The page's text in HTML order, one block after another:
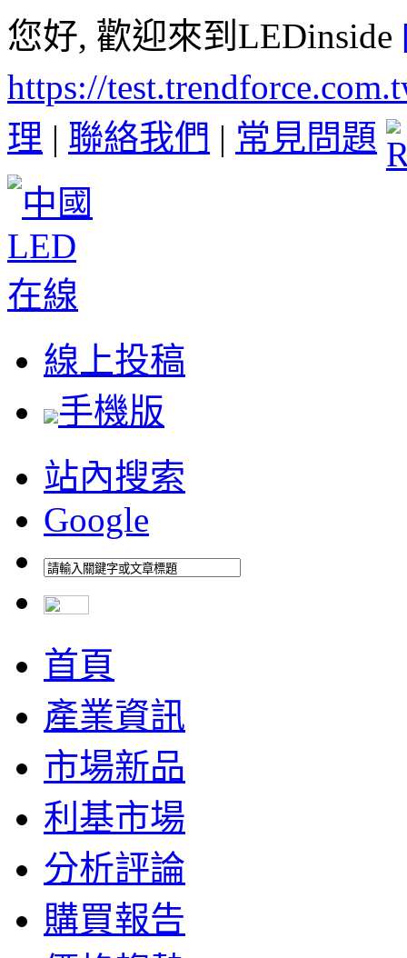
您好, 歡迎來到LEDinside
https://
理 | 聯絡我們 | 常見問題
線上投稿
手機版
站內搜索
Google
首頁
產業資訊
市場新品
利基市場
分析評論
購買報告